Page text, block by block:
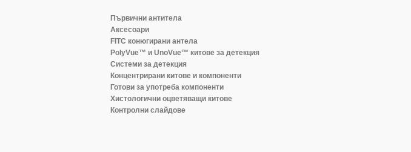
Първични антитела
Аксесоари
FITC конюгирани антела
PolyVue™ и UnoVue™ китове за детекция
Системи за детекция
Концентрирани китове и компоненти
Готови за употреба компоненти
Хистологични оцветяващи китове
Контролни слайдове